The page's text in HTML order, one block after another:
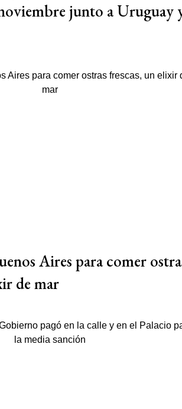
junto a Uruguay
Aires para comer
de mar